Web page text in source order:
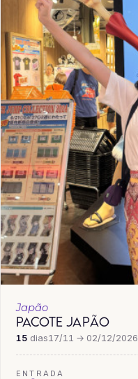
Japão
PACOTE JAPÃO
15 dias17/11 → 02/12/2026
ENTRADA